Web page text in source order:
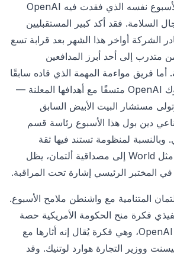
جاء خبر الطرح في الأسبوع نفسه الذي فقدت فيه OpenAI
السلامة. فقد أكد كبير المستقبليين
الشركة أواخر هذا الشهر بعد قرابة تسع
متدرب إلى أحد أبرز المدافعين
أما فريق مواءمة المهمة الذي قاده سابقًا
— المكلّف بإبقاء سلوك OpenAI متسقًا مع أهدافها المعلنة —
مستشار البيت الأبيض السابق
دين بول هذا الأسبوع رئاسة قسم
وبالنسبة لمنظومة تستند فيها ثقة
المستثمرين بمشاريع مثل World إلى مصداقية ألتمان، يظل
المختبر الرئيسي إشارة تحت المراقبة.
المتنامية مع واشنطن ملامح الأسبوع.
فكرة منح الحكومة الأمريكية حصة
ملكية بنسبة 5% في OpenAI، وهي فكرة يُقال إنه أثارها مع
ووزير التجارة هوارد لوتنيك. وقد